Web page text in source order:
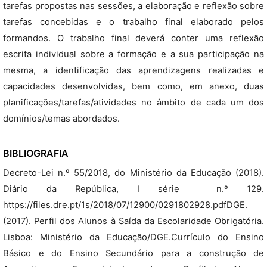
tarefas propostas nas sessões, a elaboração e reflexão sobre
tarefas concebidas e o trabalho final elaborado pelos
formandos. O trabalho final deverá conter uma reflexão
escrita individual sobre a formação e a sua participação na
mesma, a identificação das aprendizagens realizadas e
capacidades desenvolvidas, bem como, em anexo, duas
planificações/tarefas/atividades no âmbito de cada um dos
domínios/temas abordados.
BIBLIOGRAFIA
Decreto-Lei n.º 55/2018, do Ministério da Educação (2018).
Diário da República, I série  n.º 129.
https://files.dre.pt/1s/2018/07/12900/0291802928.pdfDGE.
(2017). Perfil dos Alunos à Saída da Escolaridade Obrigatória.
Lisboa: Ministério da Educação/DGE.Currículo do Ensino
Básico e do Ensino Secundário para a construção de